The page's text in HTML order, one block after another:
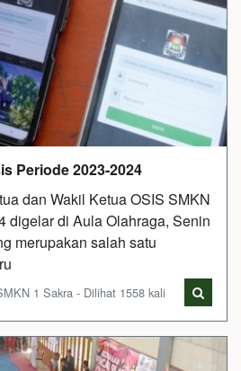
Periode 2023-2024
dan Wakil Ketua OSIS SMKN
digelar di Aula Olahraga, Senin
merupakan salah satu
1 Sakra - Dilihat 1558 kali